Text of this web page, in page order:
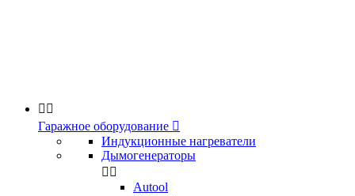
 
Гаражное оборудование 
Индукционные нагреватели
Дымогенераторы
 
Аutool